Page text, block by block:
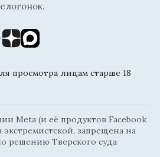
просмотра лицам старше 18
Meta (и её продуктов Facebook
запрещена на
решению Тверского суда